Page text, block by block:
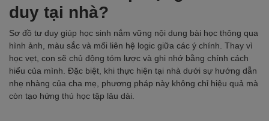
duy tại nhà?
Sơ đồ tư duy giúp học sinh nắm vững nội dung bài học thông qua
hình ảnh, màu sắc và mối liên hệ logic giữa các ý chính. Thay vì
học vẹt, con sẽ chủ động tóm lược và ghi nhớ bằng chính cách
hiểu của mình. Đặc biệt, khi thực hiện tại nhà dưới sự hướng dẫn
nhẹ nhàng của cha mẹ, phương pháp này không chỉ hiệu quả mà
còn tạo hứng thú học tập lâu dài.